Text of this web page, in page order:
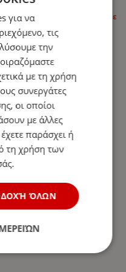
και συνδυάζει τρία φώτα σε
πλαστικό με συμπαγές
σε συστήματα
για να
τις
την
με τη χρήση
συνεργάτες
οι οποίοι
με άλλες
παράσχει ή
τη χρήση των
ΌΛΩΝ